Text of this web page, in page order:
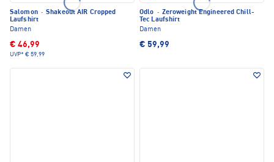
Salomon · Shakeout AIR Cropped
Laufshirt
Damen
€ 46,99
UVP* € 59,99
Odlo · Zeroweight Engineered Chill-
Tec Laufshirt
Damen
€ 59,99